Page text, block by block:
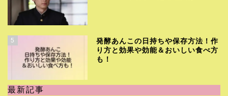
5
発酵あんこの日持ちや保存方法！作
り方と効果や効能＆おいしい食べ方
も！
最新記事